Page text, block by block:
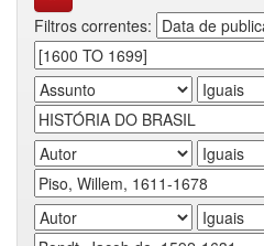
Filtros correntes: